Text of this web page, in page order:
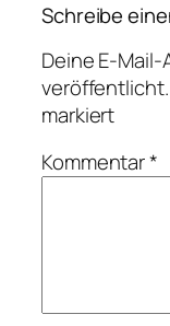
Schreibe
Deine E-
veröffentlicht.
markiert
Kommentar*